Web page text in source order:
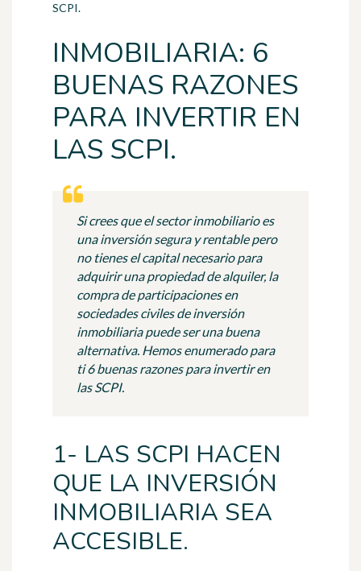
SCPI.
INMOBILIARIA: 6
BUENAS RAZONES
PARA INVERTIR EN
LAS SCPI.
Si crees que el sector inmobiliario es
una inversión segura y rentable pero
no tienes el capital necesario para
adquirir una propiedad de alquiler, la
compra de participaciones en
sociedades civiles de inversión
inmobiliaria puede ser una buena
alternativa. Hemos enumerado para
ti 6 buenas razones para invertir en
las SCPI.
1- LAS SCPI HACEN
QUE LA INVERSIÓN
INMOBILIARIA SEA
ACCESIBLE.